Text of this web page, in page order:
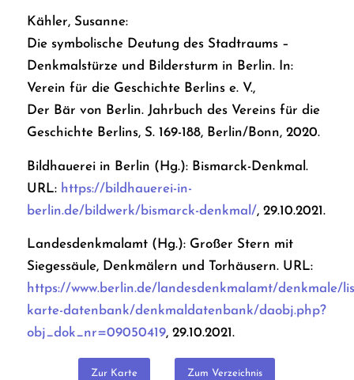
Kähler, Susanne:
Die symbolische Deutung des Stadtraums –
Denkmalstürze und Bildersturm in Berlin. In:
Verein für die Geschichte Berlins e. V.,
Der Bär von Berlin. Jahrbuch des Vereins für die
Geschichte Berlins, S. 169-188, Berlin/Bonn, 2020.
Bildhauerei in Berlin (Hg.): Bismarck-Denkmal.
URL: https://bildhauerei-in-
berlin.de/bildwerk/bismarck-denkmal/, 29.10.2021.
Landesdenkmalamt (Hg.): Großer Stern mit
Siegessäule, Denkmälern und Torhäusern. URL:
https://www.berlin.de/landesdenkmalamt/denkmale/
karte-datenbank/denkmaldatenbank/daobj.php?
obj_dok_nr=09050419, 29.10.2021.
Zur Karte Zum Verzeichnis